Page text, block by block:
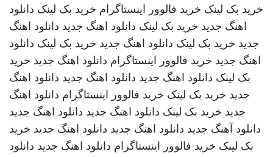
خرید بک لینک خرید فالوور اینستاگرام خرید بک لینک دانلود
اهنگ جدید خرید بک لینک دانلود اهنگ جدید دانلود اهنگ
جدید خرید بک لینک دانلود اهنگ جدید خرید بک لینک دانلود
اهنگ جدید خرید فالوور اینستاگرام دانلود اهنگ جدید خرید
بک لینک دانلود اهنگ جدید دانلود اهنگ جدید دانلود اهنگ
جدید خرید بک لینک خرید فالوور اینستاگرام دانلود اهنگ
جدید خرید بک لینک دانلود اهنگ جدید دانلود اهنگ جدید
دانلود آهنگ جدید دانلود اهنگ جدید دانلود اهنگ جدید خرید
بک لینک خرید فالوور اینستاگرام دانلود اهنگ جدید دانلود